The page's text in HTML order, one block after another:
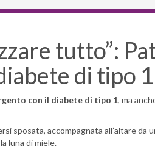
tutto”:
di tipo
con il diabete di tipo 1, ma
sposata, accompagnata all’altare da
luna di miele.